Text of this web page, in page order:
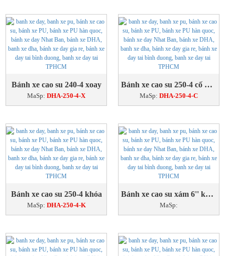
Bánh xe cao su 240-4 xoay
MaSp: DHA-250-4-X
Bánh xe cao su 250-4 cố định
MaSp: DHA-250-4-C
Bánh xe cao su 250-4 khóa
MaSp: DHA-250-4-K
Bánh xe cao su xám 6'' khóa
MaSp: